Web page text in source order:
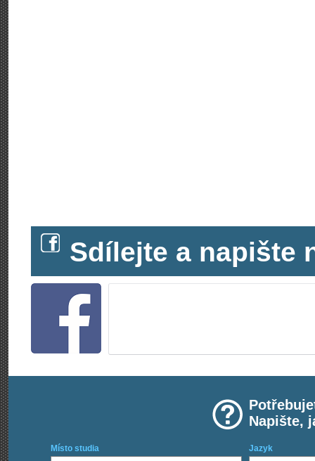
Sdílejte a napište
Napište,
Místo studia Jazyk